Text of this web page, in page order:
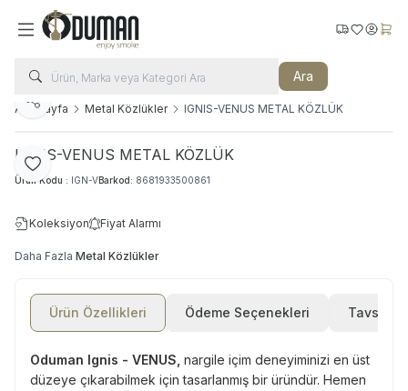
Ara
Kargo Takip
Favorilerim
Ana Sayfa Metal Közlükler IGNIS-VENUS METAL KÖZLÜK
Favoriye Ekle
Paylaş
IGNIS-VENUS METAL KÖZLÜK
Ürün Kodu : IGN-VBarkod: 8681933500861
Koleksiyon Fiyat Alarmı
Daha Fazla Metal Közlükler
Ürün Özellikleri Ödeme Seçenekleri Tavsiye
Oduman Ignis - VENUS, nargile içim deneyiminizi en üst
düzeye çıkarabilmek için tasarlanmış bir üründür. Hemen